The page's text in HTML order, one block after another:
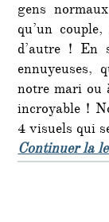
gens
qu’un
d’autre ! En
ennuyeuses,
notre mari ou
incroyable !
4 visuels qui
Continuer la